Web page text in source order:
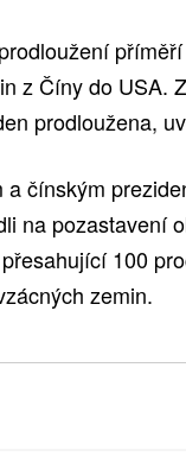
z Číny do USA.
prodloužena,
čínským
na pozastavení
100
zemin.